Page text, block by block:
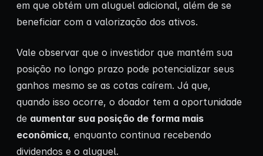
em que obtém um aluguel adicional, além de se
beneficiar com a valorização dos ativos.
Vale observar que o investidor que mantém sua
posição no longo prazo pode potencializar seus
ganhos mesmo se as cotas caírem. Já que,
quando isso ocorre, o doador tem a oportunidade
de aumentar sua posição de forma mais
econômica, enquanto continua recebendo
dividendos e o aluguel.